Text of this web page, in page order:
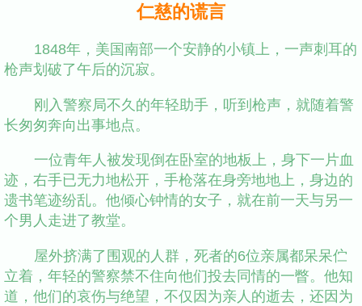
仁慈的谎言
1848年，美国南部一个安静的小镇上，一声刺耳的
枪声划破了午后的沉寂。
刚入警察局不久的年轻助手，听到枪声，就随着警
长匆匆奔向出事地点。
一位青年人被发现倒在卧室的地板上，身下一片血
迹，右手已无力地松开，手枪落在身旁地地上，身边的
遗书笔迹纷乱。他倾心钟情的女子，就在前一天与另一
个男人走进了教堂。
屋外挤满了围观的人群，死者的6位亲属都呆呆伫
立着，年轻的警察禁不住向他们投去同情的一瞥。他知
道，他们的哀伤与绝望，不仅因为亲人的逝去，还因为